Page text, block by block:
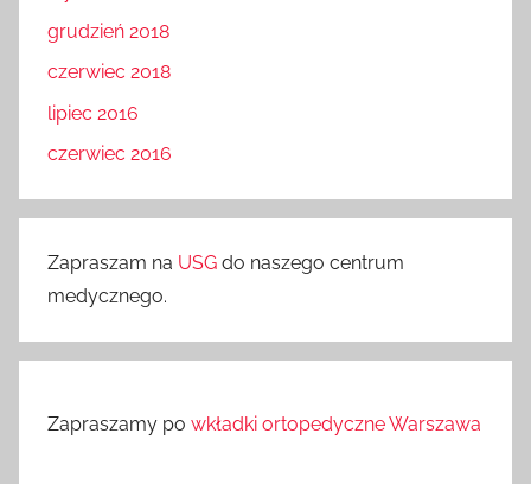
grudzień 2018
czerwiec 2018
lipiec 2016
czerwiec 2016
Zapraszam na USG do naszego centrum
medycznego.
Zapraszamy po wkładki ortopedyczne Warszawa